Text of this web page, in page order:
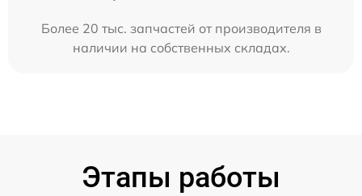
Более 20 тыс. запчастей от производителя в
наличии на собственных складах.
Этапы работы